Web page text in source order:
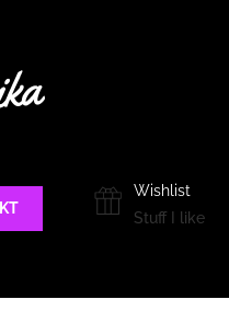
Wishlist
Stuff I like